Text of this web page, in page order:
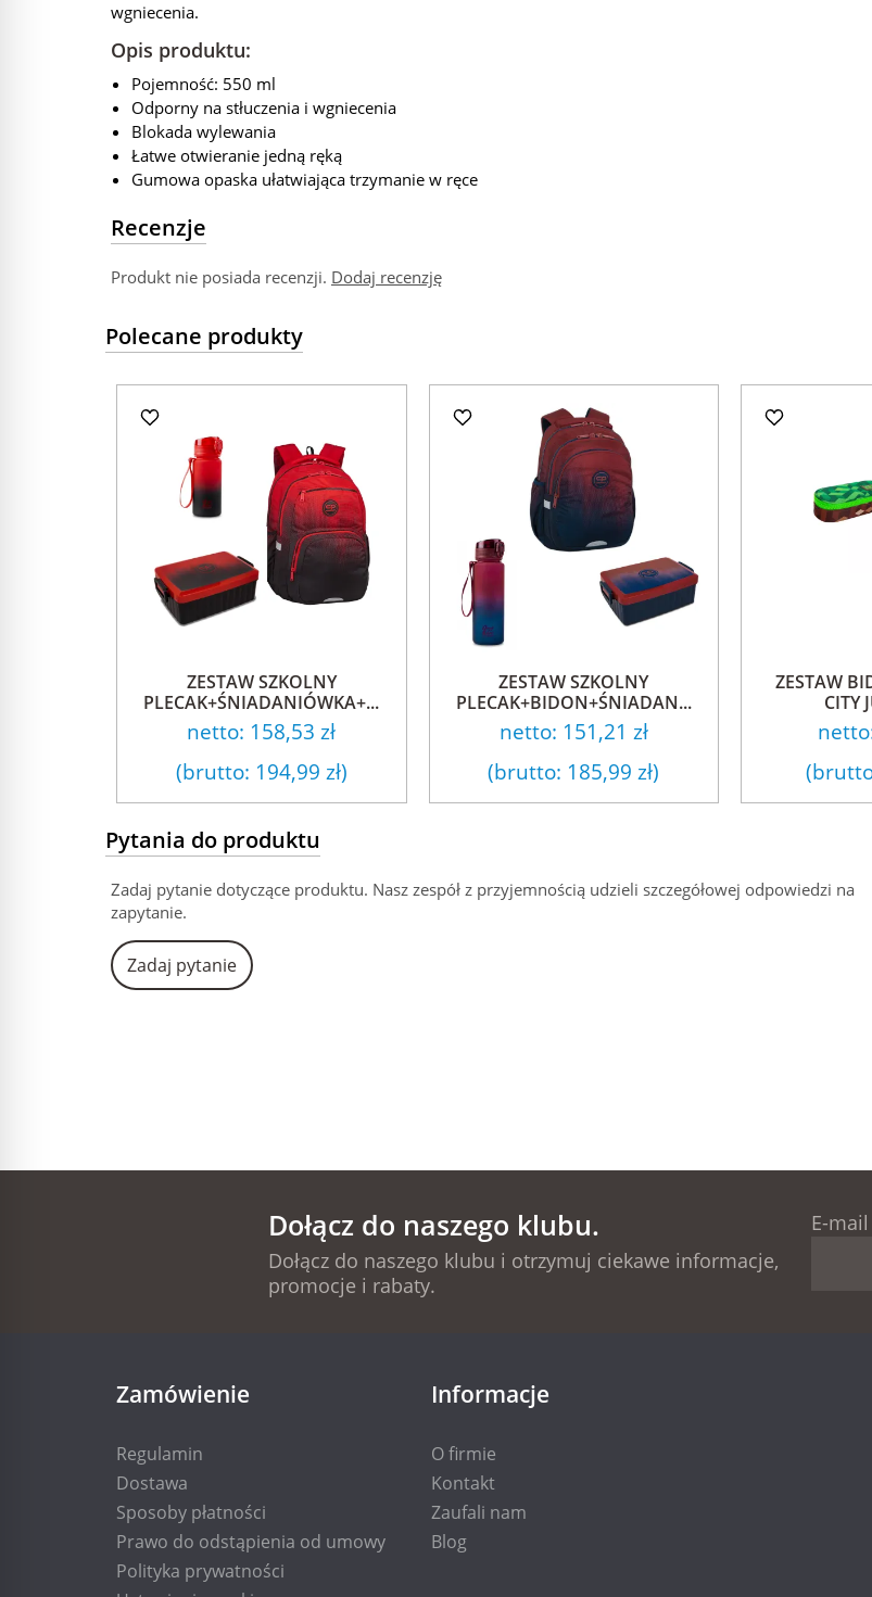
wgniecenia.
Opis produktu:
Pojemność: 550 ml
Odporny na stłuczenia i wgniecenia
Blokada wylewania
Łatwe otwieranie jedną ręką
Gumowa opaska ułatwiająca trzymanie w ręce
Recenzje
Produkt nie posiada recenzji. Dodaj recenzję
Polecane produkty
ZESTAW SZKOLNY
PLECAK+ŚNIADANIÓWKA+...
netto: 158,53 zł
(brutto: 194,99 zł)
ZESTAW SZKOLNY
PLECAK+BIDON+ŚNIADAN...
netto: 151,21 zł
(brutto: 185,99 zł)
ZESTAW
CITY
Pytania do produktu
Zadaj pytanie dotyczące produktu. Nasz zespół z przyjemnością udzieli szczegółowej odpowiedzi na
zapytanie.
Zadaj pytanie
Dołącz do naszego klubu.
Dołącz do naszego klubu i otrzymuj ciekawe informacje,
promocje i rabaty.
E-
Zamówienie
Regulamin
Dostawa
Sposoby płatności
Prawo do odstąpienia od umowy
Polityka prywatności
Informacje
O firmie
Kontakt
Zaufali nam
Blog